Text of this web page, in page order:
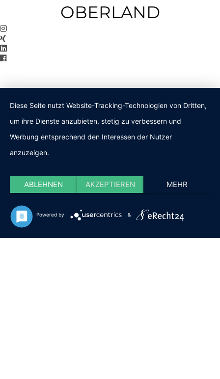
OBERLAND
Diese Seite nutzt Website-Tracking-Technologien von Dritten,
um ihre Dienste anzubieten, stetig zu verbessern und
Werbung entsprechend den Interessen der Nutzer
anzuzeigen.
ABLEHNEN AKZEPTIEREN MEHR
Powered by &